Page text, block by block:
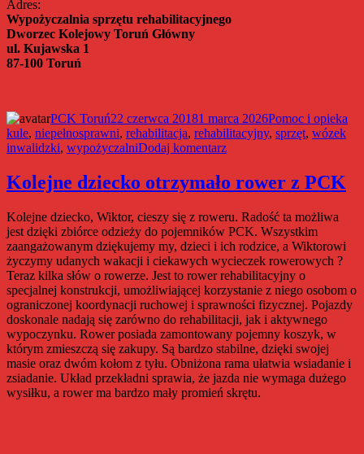
Adres:
Wypożyczalnia sprzętu rehabilitacyjnego
Dworzec Kolejowy Toruń Główny
ul. Kujawska 1
87-100 Toruń
Autor
PCK ToruńData
publikacji
22 czerwca 20181 marca 2026Kategorie
Pomoc i opieka
kule, niepełnosprawni, rehabilitacja, rehabilitacyjny, sprzęt, wózek
inwalidzki, wypożyczalniDodaj komentarzdo
sprzętu
medycznego
Kolejne dziecko otrzymało rower z PCK
Kolejne dziecko, Wiktor, cieszy się z roweru. Radość ta możliwa
jest dzięki zbiórce odzieży do pojemników PCK. Wszystkim
zaangażowanym dziękujemy my, dzieci i ich rodzice, a Wiktorowi
życzymy udanych wakacji i ciekawych wycieczek rowerowych ?
Teraz kilka słów o rowerze. Jest to rower rehabilitacyjny o
specjalnej konstrukcji, umożliwiającej korzystanie z niego osobom o
ograniczonej koordynacji ruchowej i sprawności fizycznej. Pojazdy
doskonale nadają się zarówno do rehabilitacji, jak i aktywnego
wypoczynku. Rower posiada zamontowany pojemny koszyk, w
którym zmieszczą się zakupy. Są bardzo stabilne, dzięki swojej
masie oraz dwóm kołom z tyłu. Obniżona rama ułatwia wsiadanie i
zsiadanie. Układ przekładni sprawia, że jazda nie wymaga dużego
wysiłku, a rower ma bardzo mały promień skrętu.